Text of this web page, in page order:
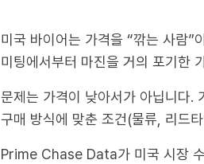
미국 바이어는 가격을 “깎는 사람”
미팅에서부터 마진을 거의 포기한
문제는 가격이 낮아서가 아닙니다.
구매 방식에 맞춘 조건(물류, 리드
Prime Chase Data가 미국 시장